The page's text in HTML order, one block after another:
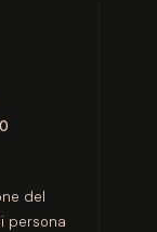
del
persona